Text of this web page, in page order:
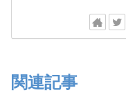
関連記事